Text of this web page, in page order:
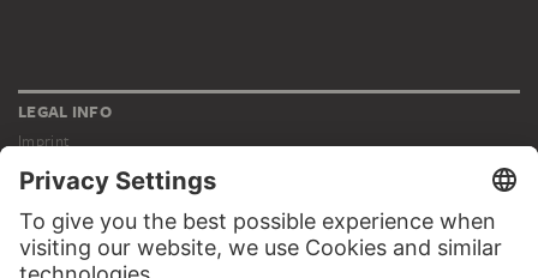
LEGAL INFO
Imprint
Privacy
Copyright © 2026 Städel Museum
All rights reserved.